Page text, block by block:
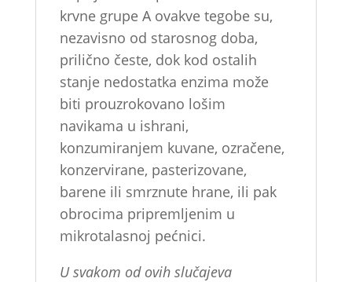
krvne grupe A ovakve tegobe su,
nezavisno od starosnog doba,
prilično česte, dok kod ostalih
stanje nedostatka enzima može
biti prouzrokovano lošim
navikama u ishrani,
konzumiranjem kuvane, ozračene,
konzervirane, pasterizovane,
barene ili smrznute hrane, ili pak
obrocima pripremljenim u
mikrotalasnoj pećnici.
U svakom od ovih slučajeva